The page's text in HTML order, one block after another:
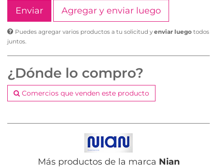
Agregar y enviar luego
Puedes agregar varios productos a tu solicitud y enviar luego todos
juntos.
¿Dónde lo compro?
Comercios que venden este producto
Más productos de la marca Nian